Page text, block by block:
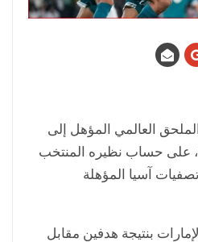
العالمي المؤهل إلى
بطولة كأس العالم 2026، على حساب نظيره المنتخب
تصفيات آسيا المؤهلة
بنتيجة هدفين مقابل